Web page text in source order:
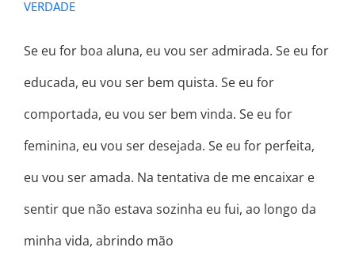
VERDADE
Se eu for boa aluna, eu vou ser admirada. Se eu for
educada, eu vou ser bem quista. Se eu for
comportada, eu vou ser bem vinda. Se eu for
feminina, eu vou ser desejada. Se eu for perfeita,
eu vou ser amada. Na tentativa de me encaixar e
sentir que não estava sozinha eu fui, ao longo da
minha vida, abrindo mão